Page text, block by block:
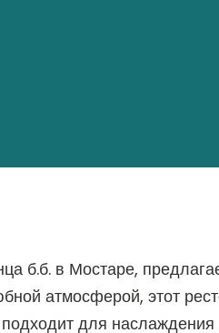
б.б. в Мостаре,
атмосферой, этот
для